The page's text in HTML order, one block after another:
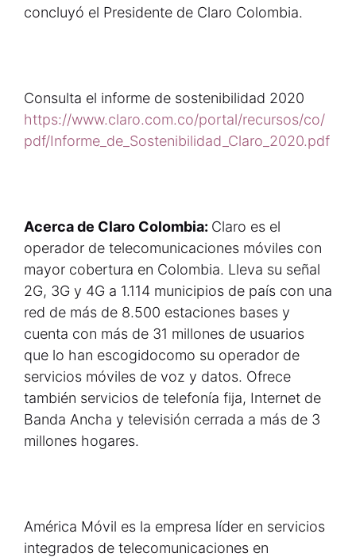
concluyó el Presidente de Claro Colombia.
Consulta el informe de sostenibilidad 2020
https://www.claro.com.co/portal/recursos/co/
pdf/Informe_de_Sostenibilidad_Claro_2020.pdf
Acerca de Claro Colombia: Claro es el
operador de telecomunicaciones móviles con
mayor cobertura en Colombia. Lleva su señal
2G, 3G y 4G a 1.114 municipios de país con una
red de más de 8.500 estaciones bases y
cuenta con más de 31 millones de usuarios
que lo han escogidocomo su operador de
servicios móviles de voz y datos. Ofrece
también servicios de telefonía fija, Internet de
Banda Ancha y televisión cerrada a más de 3
millones hogares.
América Móvil es la empresa líder en servicios
integrados de telecomunicaciones en